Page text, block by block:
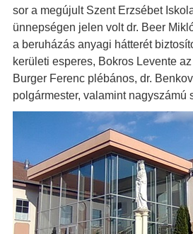
sor a megújult Szent Erzsébet
ünnepségen jelen volt dr. Beer
a beruházás anyagi hátterét
kerületi esperes, Bokros Levente
Burger Ferenc plébános, dr.
polgármester, valamint nagyszámú